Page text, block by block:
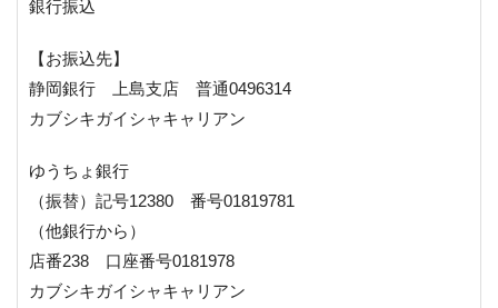
銀行振込
【お振込先】
静岡銀行 上島支店 普通0496314
カブシキガイシャキャリアン
ゆうちょ銀行
（振替）記号12380 番号01819781
（他銀行から）
店番238 口座番号0181978
カブシキガイシャキャリアン